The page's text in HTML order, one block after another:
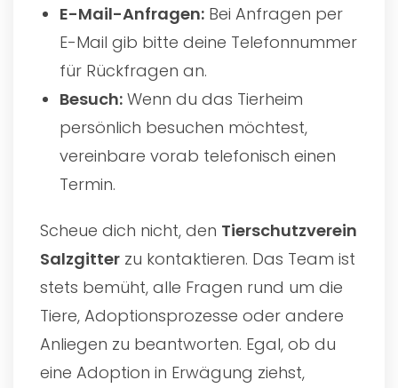
E-Mail-Anfragen: Bei Anfragen per
E-Mail gib bitte deine Telefonnummer
für Rückfragen an.
Besuch: Wenn du das Tierheim
persönlich besuchen möchtest,
vereinbare vorab telefonisch einen
Termin.
Scheue dich nicht, den Tierschutzverein
Salzgitter zu kontaktieren. Das Team ist
stets bemüht, alle Fragen rund um die
Tiere, Adoptionsprozesse oder andere
Anliegen zu beantworten. Egal, ob du
eine Adoption in Erwägung ziehst,